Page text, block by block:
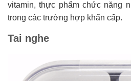
vitamin, thực phẩm chức năng
trong các trường hợp khẩn cấp.
Tai nghe